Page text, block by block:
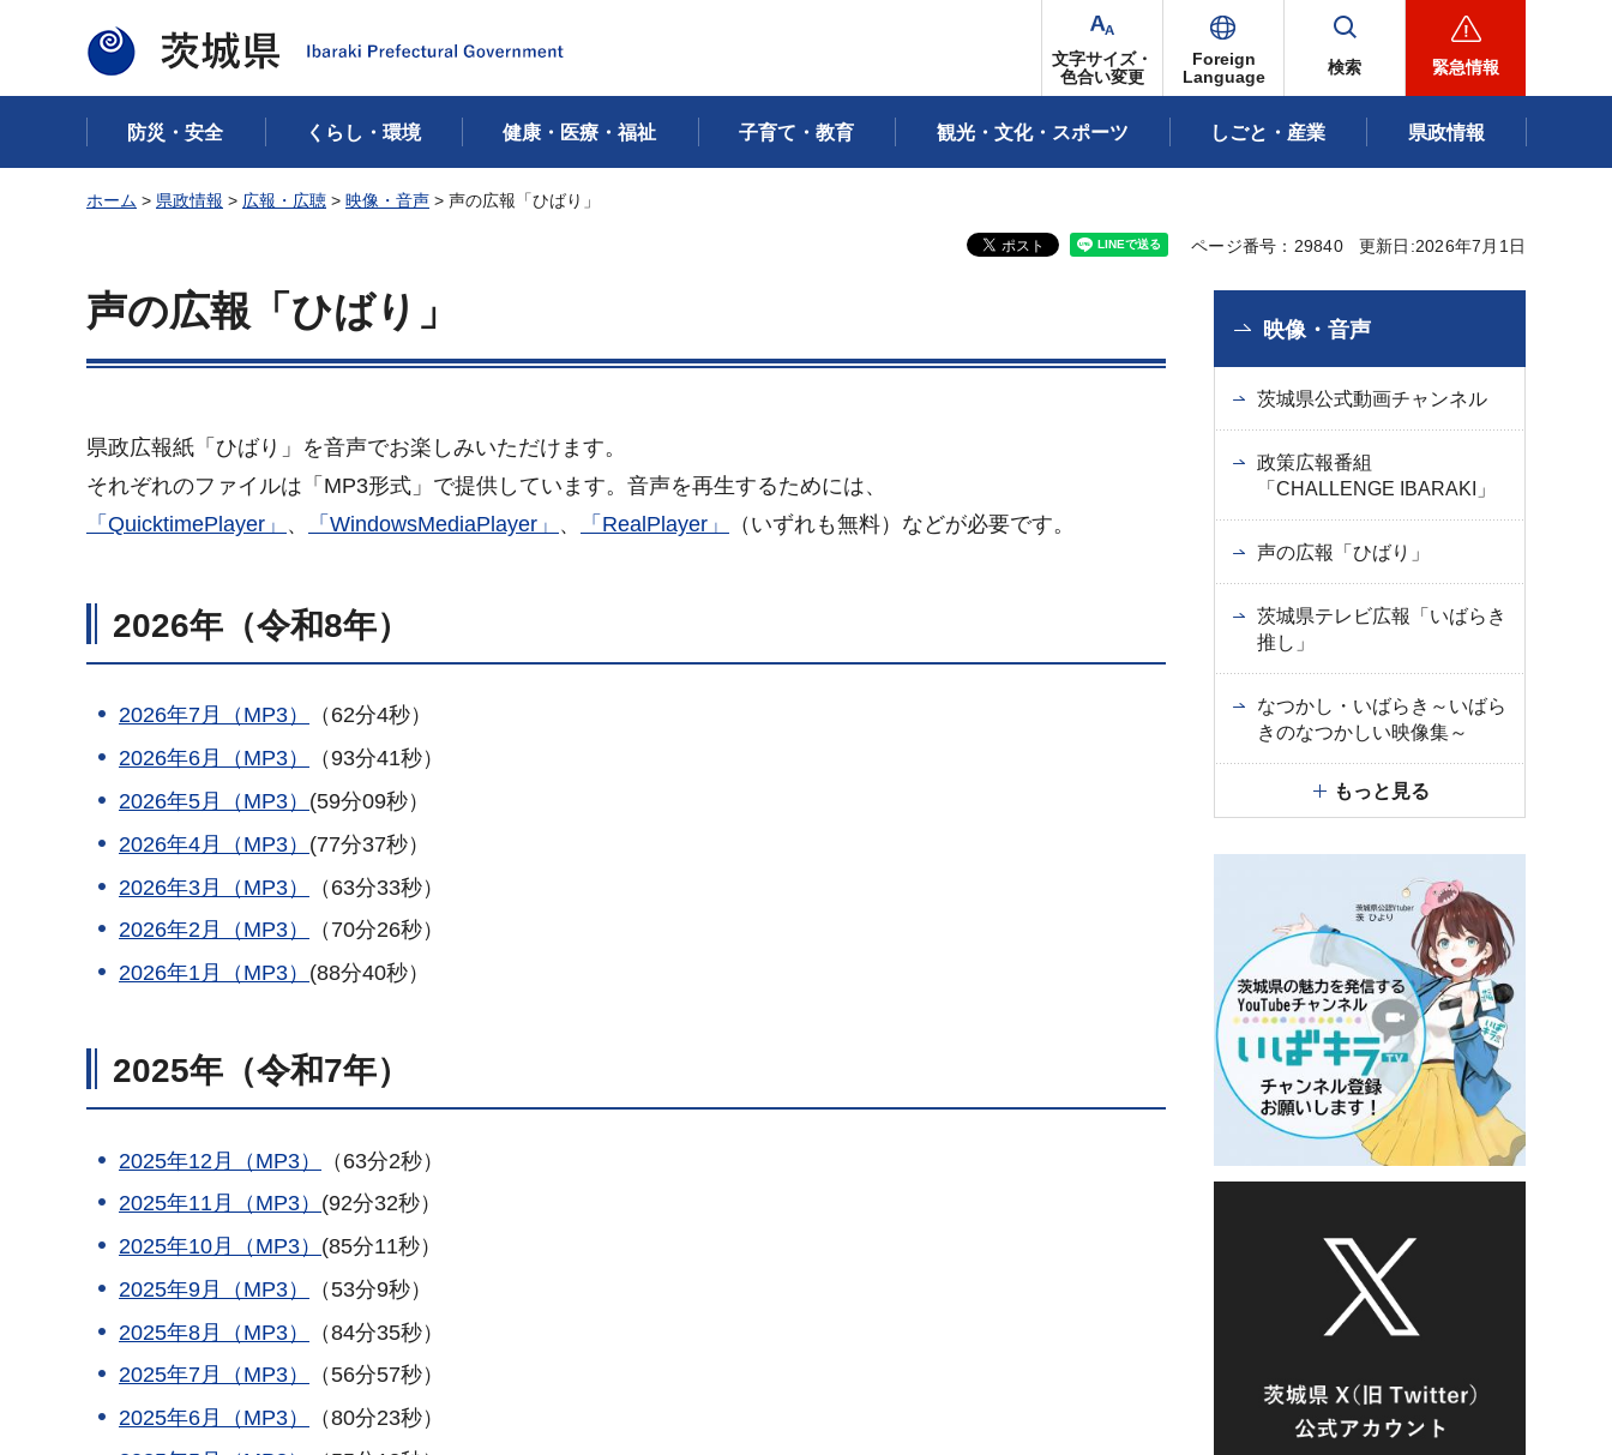
茨城県
文字サイズ・
色合い変更
Foreign
Language
検索 緊急情報
防災・安全 くらし・環境 健康・医療・福祉 子育て・教育 観光・文化・スポーツ しごと・産業 県政情報
ホーム > 県政情報 > 広報・広聴 > 映像・音声 > 声の広報「ひばり」
ページ番号：29840 更新日:2026年7月1日
声の広報「ひばり」
県政広報紙「ひばり」を音声でお楽しみいただけます。
それぞれのファイルは「MP3形式」で提供しています。音声を再生するためには、
「QuicktimePlayer」 、 「WindowsMediaPlayer」 、 「RealPlayer」 （いずれも無料）などが必要です。
2026年（令和8年）
2026年7月（MP3）
（62分4秒）
2026年6月（MP3）
（93分41秒）
2026年5月（MP3） (59分09秒）
2026年4月（MP3） (77分37秒）
2026年3月（MP3）
（63分33秒）
2026年2月（MP3）
（70分26秒）
2026年1月（MP3） (88分40秒）
2025年（令和7年）
2025年12月（MP3）
（63分2秒）
2025年11月（MP3） (92分32秒）
2025年10月（MP3） (85分11秒）
2025年9月（MP3）
（53分9秒）
2025年8月（MP3）
（84分35秒）
2025年7月（MP3）
（56分57秒）
2025年6月（MP3）
（80分23秒）
映像・音声
茨城県公式動画チャンネル
政策広報番組
「CHALLENGE IBARAKI」
声の広報「ひばり」
茨城県テレビ広報「いばらき
推し」
なつかし・いばらき～いばら
きのなつかしい映像集～
もっと見る